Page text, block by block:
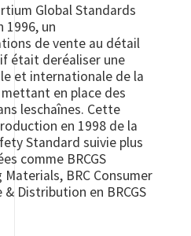
Global Standards
1996, un
de vente au détail
était deréaliser une
et internationale de la
en place des
leschaînes. Cette
en 1998 de la
Standard suivie plus
comme BRCGS
Materials, BRC Consumer
Distribution en BRCGS